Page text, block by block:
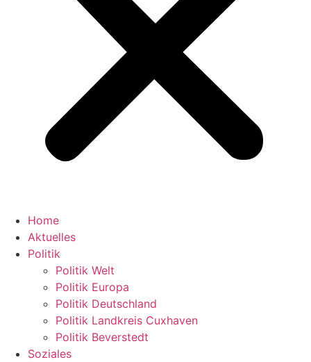
Home
Aktuelles
Politik
Politik Welt
Politik Europa
Politik Deutschland
Politik Landkreis Cuxhaven
Politik Beverstedt
Soziales